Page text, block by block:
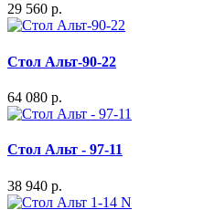
29 560 р.
Стол Альт-90-22
64 080 р.
Стол Альт - 97-11
38 940 р.